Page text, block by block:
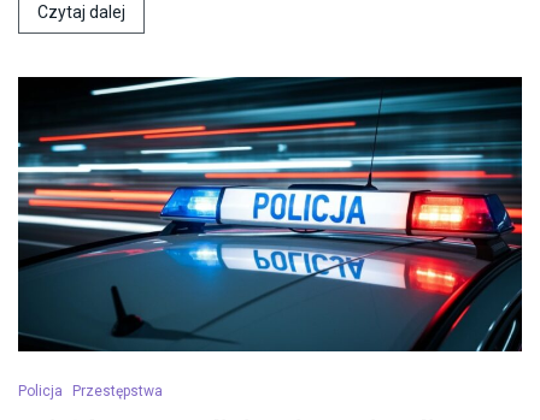
Czytaj dalej
Policja Przestępstwa